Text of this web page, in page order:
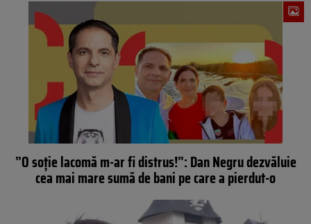
”O soție lacomă m-ar fi distrus!”: Dan Negru dezvăluie
cea mai mare sumă de bani pe care a pierdut-o